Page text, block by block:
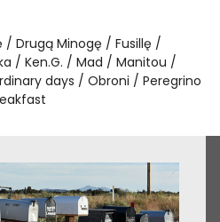
Drugą Minogę
Fusillę
Ken.G. Mad
Manitou
days Obroni
Peregrino